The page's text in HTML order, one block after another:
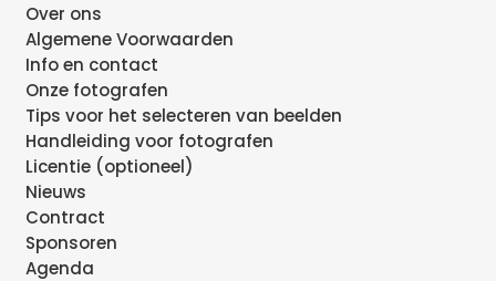
Over ons
Algemene Voorwaarden
Info en contact
Onze fotografen
Tips voor het selecteren van beelden
Handleiding voor fotografen
Licentie (optioneel)
Nieuws
Contract
Sponsoren
Agenda